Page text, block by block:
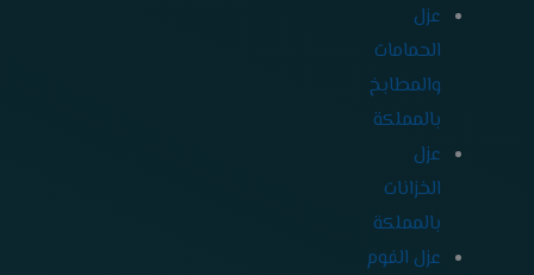
عزل
الحمامات
والمطابخ
بالمملكة
عزل
الخزانات
بالمملكة
عزل الفوم